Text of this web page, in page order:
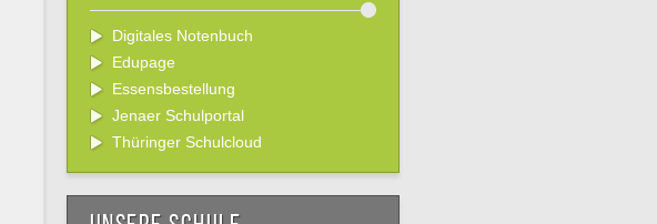
Digitales Notenbuch
Edupage
Essensbestellung
Jenaer Schulportal
Thüringer Schulcloud